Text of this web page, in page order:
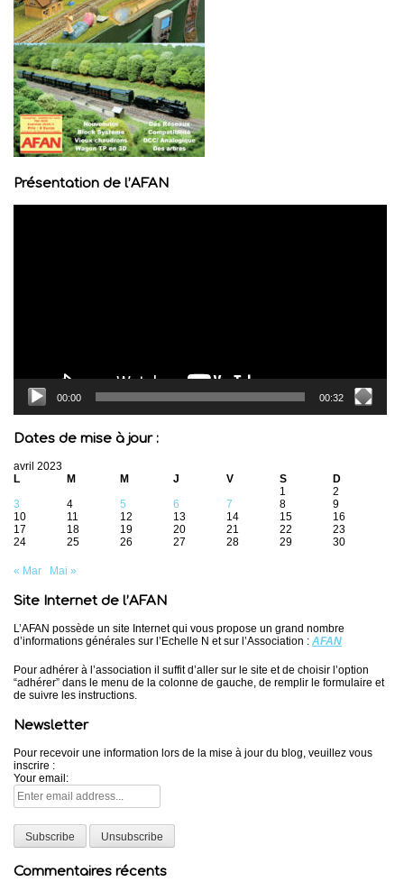
Présentation de l’AFAN
00:00 00:32
Dates de mise à jour :
avril 2023
L
M M J V S
D
1
2
3
4 5 6 7 8
9
10
11 12 13 14 15
16
17
18 19 20 21 22
23
24
25 26 27 28 29 30
« Mar Mai »
Site Internet de l’AFAN
L’AFAN possède un site Internet qui vous propose un grand nombre
d’informations générales sur l’Echelle N et sur l’Association : AFAN
Pour adhérer à l’association il suffit d’aller sur le site et de choisir l’option
“adhérer” dans le menu de la colonne de gauche, de remplir le formulaire et
de suivre les instructions.
Newsletter
Pour recevoir une information lors de la mise à jour du blog, veuillez vous
inscrire :
Your email:
Commentaires récents